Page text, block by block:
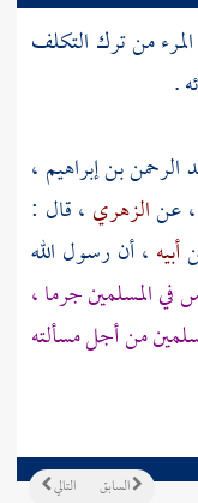
من ترك التكلف
.
الرحمن بن إبراهيم ،
، عنالزهري ، قال :
أبيه ، أن رسول الله
في المسلمين جرما ،
من أجل مسألته
التالي السابق